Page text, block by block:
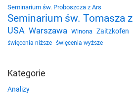
Seminarium św. Proboszcza z Ars
Seminarium św. Tomasza
USA Warszawa Winona Zaitzkofen
święcenia niższe święcenia wyższe
Kategorie
Analizy